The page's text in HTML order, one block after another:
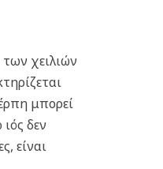
χειλιών
μπορεί
δεν
είναι